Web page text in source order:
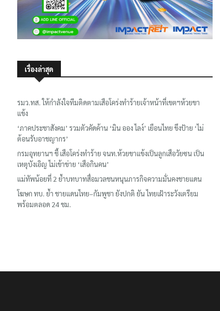
เรื่องล่าสุด
รมว.ทส. ให้กำลังใจทีมติดตามเสือโคร่งทำร้ายเจ้าหน้าที่เขตฯห้วยขา
แข้ง
‘ภาคประชาสังคม’ รวมตัวคัดค้าน ‘มิน ออง ไลง์’ เยือนไทย ขึงป้าย ‘ไม่
ต้อนรับอาชญากร’
กรมอุทยานฯ ชี้ เสือโคร่งทำร้าย จนท.ห้วยขาแข้งเป็นลูกเสือวัยซน เป็น
เหตุบังเอิญ ไม่เข้าข่าย ‘เสือกินคน’
แม่ทัพน้อยที่ 2 ย้ำบทบาทสื่อมวลชนหนุนภารกิจความมั่นคงชายแดน
โฆษก ทบ. ย้ำ ชายแดนไทย–กัมพูชา ยังปกติ ยัน ไทยเฝ้าระวังเตรียม
พร้อมตลอด 24 ชม.